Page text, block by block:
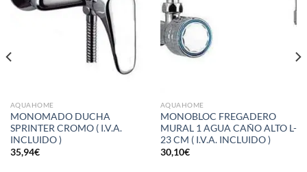
AQUAHOME
MONOMADO DUCHA
SPRINTER CROMO ( I.V.A.
INCLUIDO )
35,94€
AQUAHOME
MONOBLOC FREGADERO
MURAL 1 AGUA CAÑO ALTO L-
23 CM ( I.V.A. INCLUIDO )
30,10€